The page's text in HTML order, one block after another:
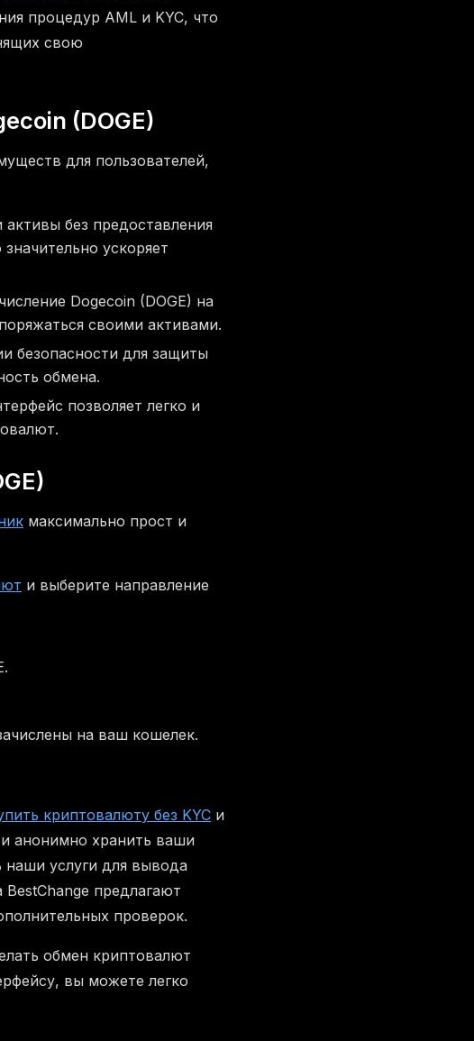
процедур AML и KYC, что
свою
(DOGE)
для пользователей,
без предоставления
ускоряет
Dogecoin (DOGE) на
своими активами.
безопасности для защиты
обмена.
позволяет легко и
максимально прост и
и выберите направление
на ваш кошелек.
криптовалюту без KYC и
анонимно хранить ваши
наши услуги для вывода
BestChange предлагают
проверок.
обмен криптовалют
вы можете легко